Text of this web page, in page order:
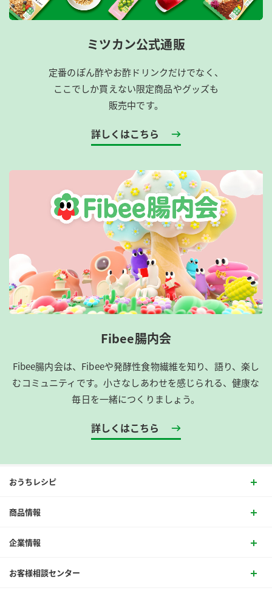
ミツカン公式通販
定番のぽん酢やお酢ドリンクだけでなく、
ここでしか買えない限定商品やグッズも
販売中です。
詳しくはこちら
Fibee腸内会
Fibee腸内会は、​Fibeeや発酵性食物繊維を知り、語り、楽し
むコミュニティです。​小さなしあわせを感じられる、健康な
毎日を一緒につくりましょう。
詳しくはこちら
おうちレシピ
商品情報
企業情報
お客様相談センター